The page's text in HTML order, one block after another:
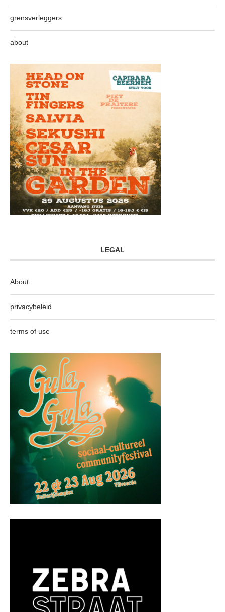
grensverleggers
about
LEGAL
About
privacybeleid
terms of use